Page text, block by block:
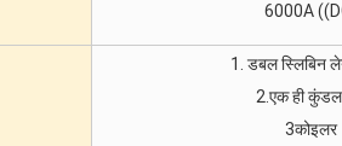
6000A
1. डबल स्लिबिन
2.एक ही
3कोइलर